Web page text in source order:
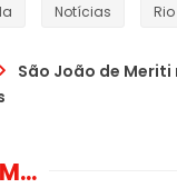
Notícias
São João de